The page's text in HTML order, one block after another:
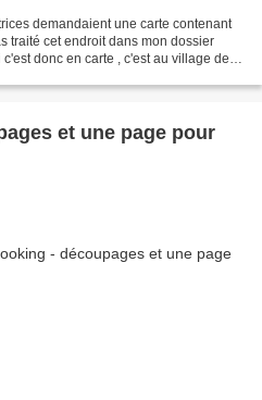
demandaient une carte contenant
traité cet endroit dans mon dossier
donc en carte , c'est au village de
et une page pour